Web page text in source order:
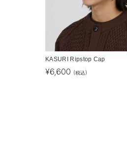
KASURI Ripstop Cap
¥6,600 (税込)